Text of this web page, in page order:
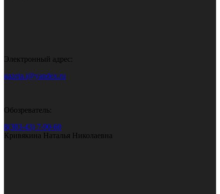
Электронный адрес:
gazeta.i@yandex.ru
Обозреватель:
8(383-43) 7-90-60
Кривякина Наталья Николаевна